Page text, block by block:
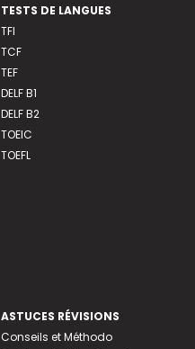
TESTS DE LANGUES
TFI
TCF
TEF
DELF B1
DELF B2
TOEIC
TOEFL
ASTUCES RÉVISIONS
Conseils et Méthodo